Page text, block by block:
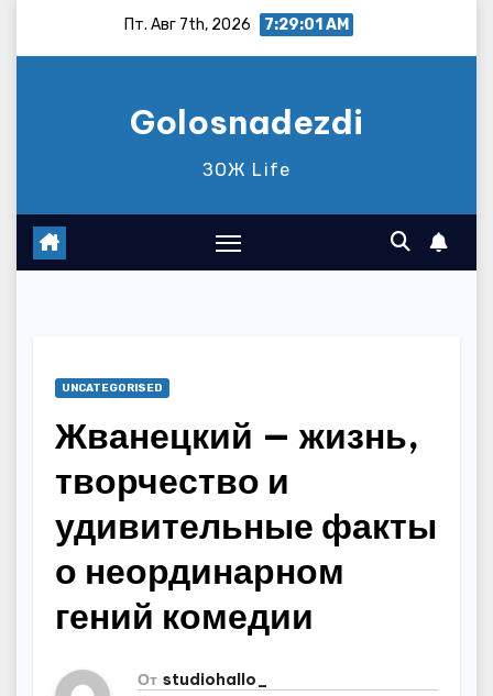
Пт. Авг 7th, 2026 7:29:02 AM
Golosnadezdi
ЗОЖ Life
UNCATEGORISED
Жванецкий — жизнь,
творчество и
удивительные факты
о неординарном
гений комедии
От studiohallo_